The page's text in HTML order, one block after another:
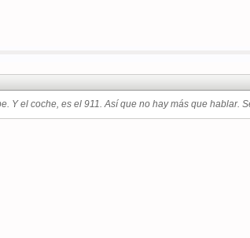
Y el coche, es el 911. Así que no hay más que hablar.